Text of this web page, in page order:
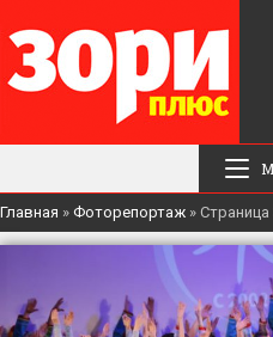
Главная » Фоторепортаж » Страница